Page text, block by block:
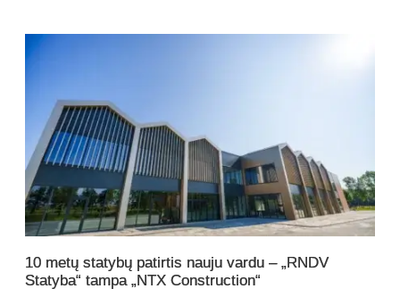
10 metų statybų patirtis nauju vardu – „RNDV
Statyba“ tampa „NTX Construction“